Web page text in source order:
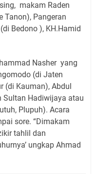
makam Raden
Tanon), Pangeran
Bedono ), KH.Hamid
Nasher yang
(di Jaten
(di Kauman), Abdul
Sultan Hadiwijaya atau
Plupuh). Acara
sore. “Dimakam
tahlil dan
ungkap Ahmad